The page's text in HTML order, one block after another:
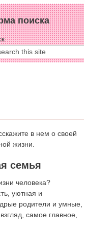
поиска
в нем о своей
жизни.
семья
человека?
уютная и
родители и умные,
самое главное,